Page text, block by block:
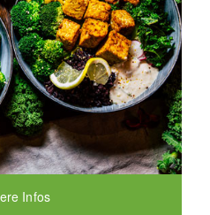
Infos